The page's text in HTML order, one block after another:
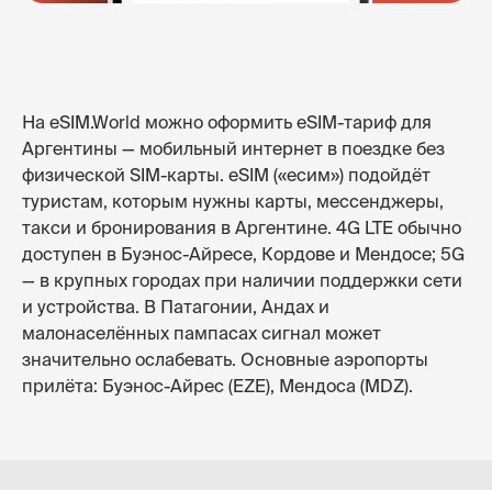
На eSIM.World можно оформить eSIM-тариф для
Аргентины — мобильный интернет в поездке без
физической SIM-карты. eSIM («есим») подойдёт
туристам, которым нужны карты, мессенджеры,
такси и бронирования в Аргентине. 4G LTE обычно
доступен в Буэнос-Айресе, Кордове и Мендосе; 5G
— в крупных городах при наличии поддержки сети
и устройства. В Патагонии, Андах и
малонаселённых пампасах сигнал может
значительно ослабевать. Основные аэропорты
прилёта: Буэнос-Айрес (EZE), Мендоса (MDZ).